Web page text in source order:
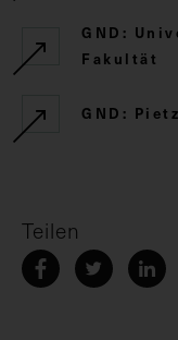
GND:
Fakultät
GND:
Teilen